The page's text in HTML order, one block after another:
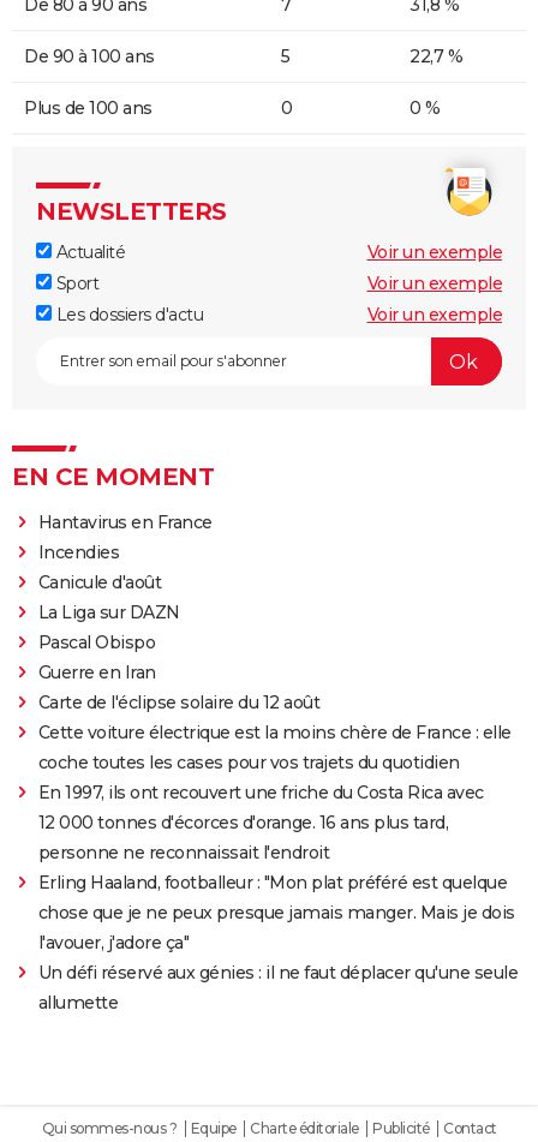
De 80 à 90 ans 7 31,8 %
De 90 à 100 ans 5 22,7 %
Plus de 100 ans 0 0 %
NEWSLETTERS
Actualité
Voir un exemple
Sport
Voir un exemple
Les dossiers d'actu
Voir un exemple
EN CE MOMENT
Hantavirus en France
Incendies
Canicule d'août
La Liga sur DAZN
Pascal Obispo
Guerre en Iran
Carte de l'éclipse solaire du 12 août
Cette voiture électrique est la moins chère de France : elle
coche toutes les cases pour vos trajets du quotidien
En 1997, ils ont recouvert une friche du Costa Rica avec
12 000 tonnes d'écorces d'orange. 16 ans plus tard,
personne ne reconnaissait l'endroit
Erling Haaland, footballeur : "Mon plat préféré est quelque
chose que je ne peux presque jamais manger. Mais je dois
l'avouer, j'adore ça"
Un défi réservé aux génies : il ne faut déplacer qu'une seule
allumette
Qui sommes-nous ? Equipe Charte éditoriale Publicité Contact